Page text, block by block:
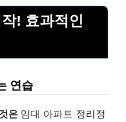
! 효과적인
연습
은 임대 아파트 정리정